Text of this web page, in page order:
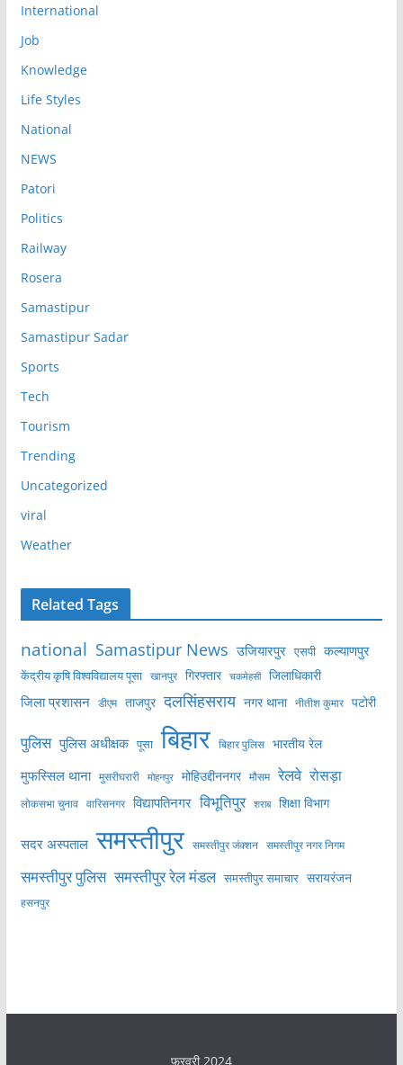
International
Job
Knowledge
Life Styles
National
NEWS
Patori
Politics
Railway
Rosera
Samastipur
Samastipur Sadar
Sports
Tech
Tourism
Trending
Uncategorized
viral
Weather
Related Tags
national Samastipur News उजियारपुर एसपी कल्याणपुर
केंद्रीय कृषि विश्वविद्यालय पूसा खानपुर गिरफ्तार चकमेहसी जिलाधिकारी
जिला प्रशासन डीएम ताजपुर दलसिंहसराय नगर थाना नीतीश कुमार पटोरी
पुलिस पुलिस अधीक्षक पूसा बिहार बिहार पुलिस भारतीय रेल
मुफस्सिल थाना मुसरीघरारी मोहनपुर मोहिउद्दीननगर मौसम रेलवे रोसड़ा
लोकसभा चुनाव वारिसनगर विद्यापतिनगर विभूतिपुर शराब शिक्षा विभाग
सदर अस्पताल समस्तीपुर समस्तीपुर जंक्शन समस्तीपुर नगर निगम
समस्तीपुर पुलिस समस्तीपुर रेल मंडल समस्तीपुर समाचार सरायरंजन
हसनपुर
फ़रवरी 2024